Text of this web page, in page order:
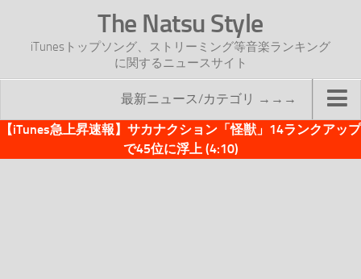
The Natsu Style
iTunesトップソング、ストリーミング等音楽ランキング
に関するニュースサイト
最新ニュース/カテゴリ →→→
TOP
【iTunes急上昇速報】サカナクション「怪獣」14ランクアップ
で45位に浮上 (4:10)